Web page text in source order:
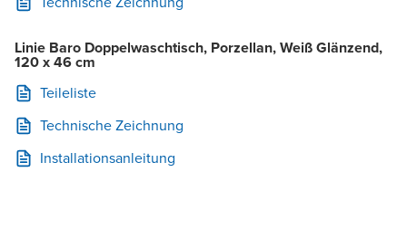
Linie Baro Doppelwaschtisch, Porzellan, Weiß Glänzend,
120 x 46 cm
Teileliste
Technische Zeichnung
Installationsanleitung